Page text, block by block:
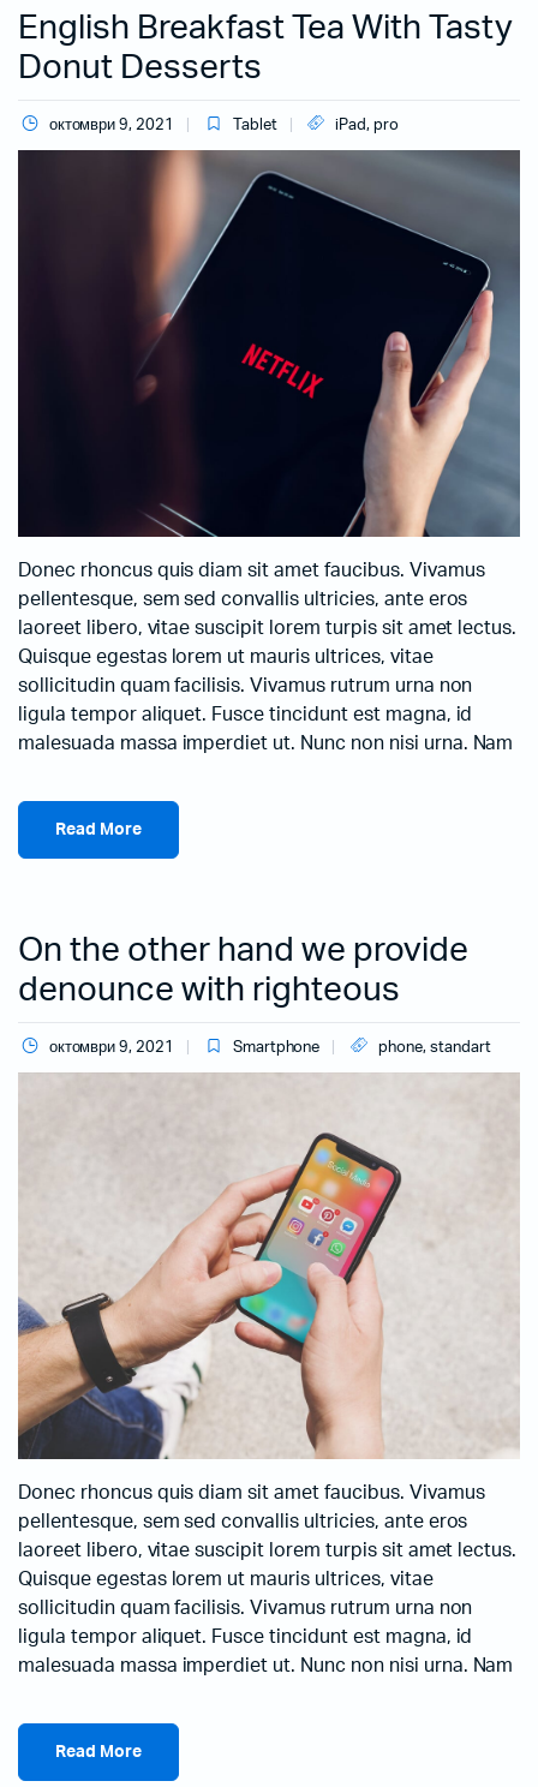
English Breakfast Tea With Tasty
Donut Desserts
октомври 9, 2021 Tablet iPad, pro
Donec rhoncus quis diam sit amet faucibus. Vivamus
pellentesque, sem sed convallis ultricies, ante eros
laoreet libero, vitae suscipit lorem turpis sit amet lectus.
Quisque egestas lorem ut mauris ultrices, vitae
sollicitudin quam facilisis. Vivamus rutrum urna non
ligula tempor aliquet. Fusce tincidunt est magna, id
malesuada massa imperdiet ut. Nunc non nisi urna. Nam
Read More
On the other hand we provide
denounce with righteous
октомври 9, 2021 Smartphone phone, standart
Donec rhoncus quis diam sit amet faucibus. Vivamus
pellentesque, sem sed convallis ultricies, ante eros
laoreet libero, vitae suscipit lorem turpis sit amet lectus.
Quisque egestas lorem ut mauris ultrices, vitae
sollicitudin quam facilisis. Vivamus rutrum urna non
ligula tempor aliquet. Fusce tincidunt est magna, id
malesuada massa imperdiet ut. Nunc non nisi urna. Nam
Read More